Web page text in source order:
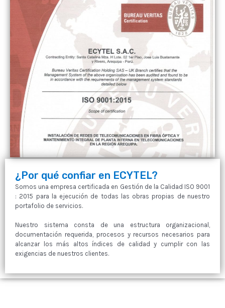
¿Por qué confiar en ECYTEL?
Somos una empresa certificada en Gestión de la Calidad ISO 9001
: 2015 para la ejecución de todas las obras propias de nuestro
portafolio de servicios.
Nuestro sistema consta de una estructura organizacional,
documentación requerida, procesos y recursos necesarios para
alcanzar los más altos índices de calidad y cumplir con las
exigencias de nuestros clientes.